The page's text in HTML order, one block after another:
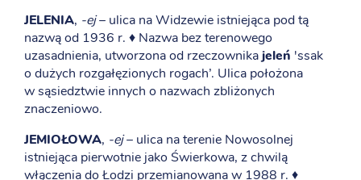
JELENIA, -ej– ulica na Widzewie istniejąca pod tą
nazwą od 1936 r. ♦ Nazwa bez terenowego
uzasadnienia, utworzona od rzeczownikajeleń 'ssak
o dużych rozgałęzionych rogach’. Ulica położona
w sąsiedztwie innych o nazwach zbliżonych
znaczeniowo.
JEMIOŁOWA, -ej– ulica na terenie Nowosolnej
istniejąca pierwotnie jako Świerkowa, z chwilą
włączenia do Łodzi przemianowana w 1988 r. ♦